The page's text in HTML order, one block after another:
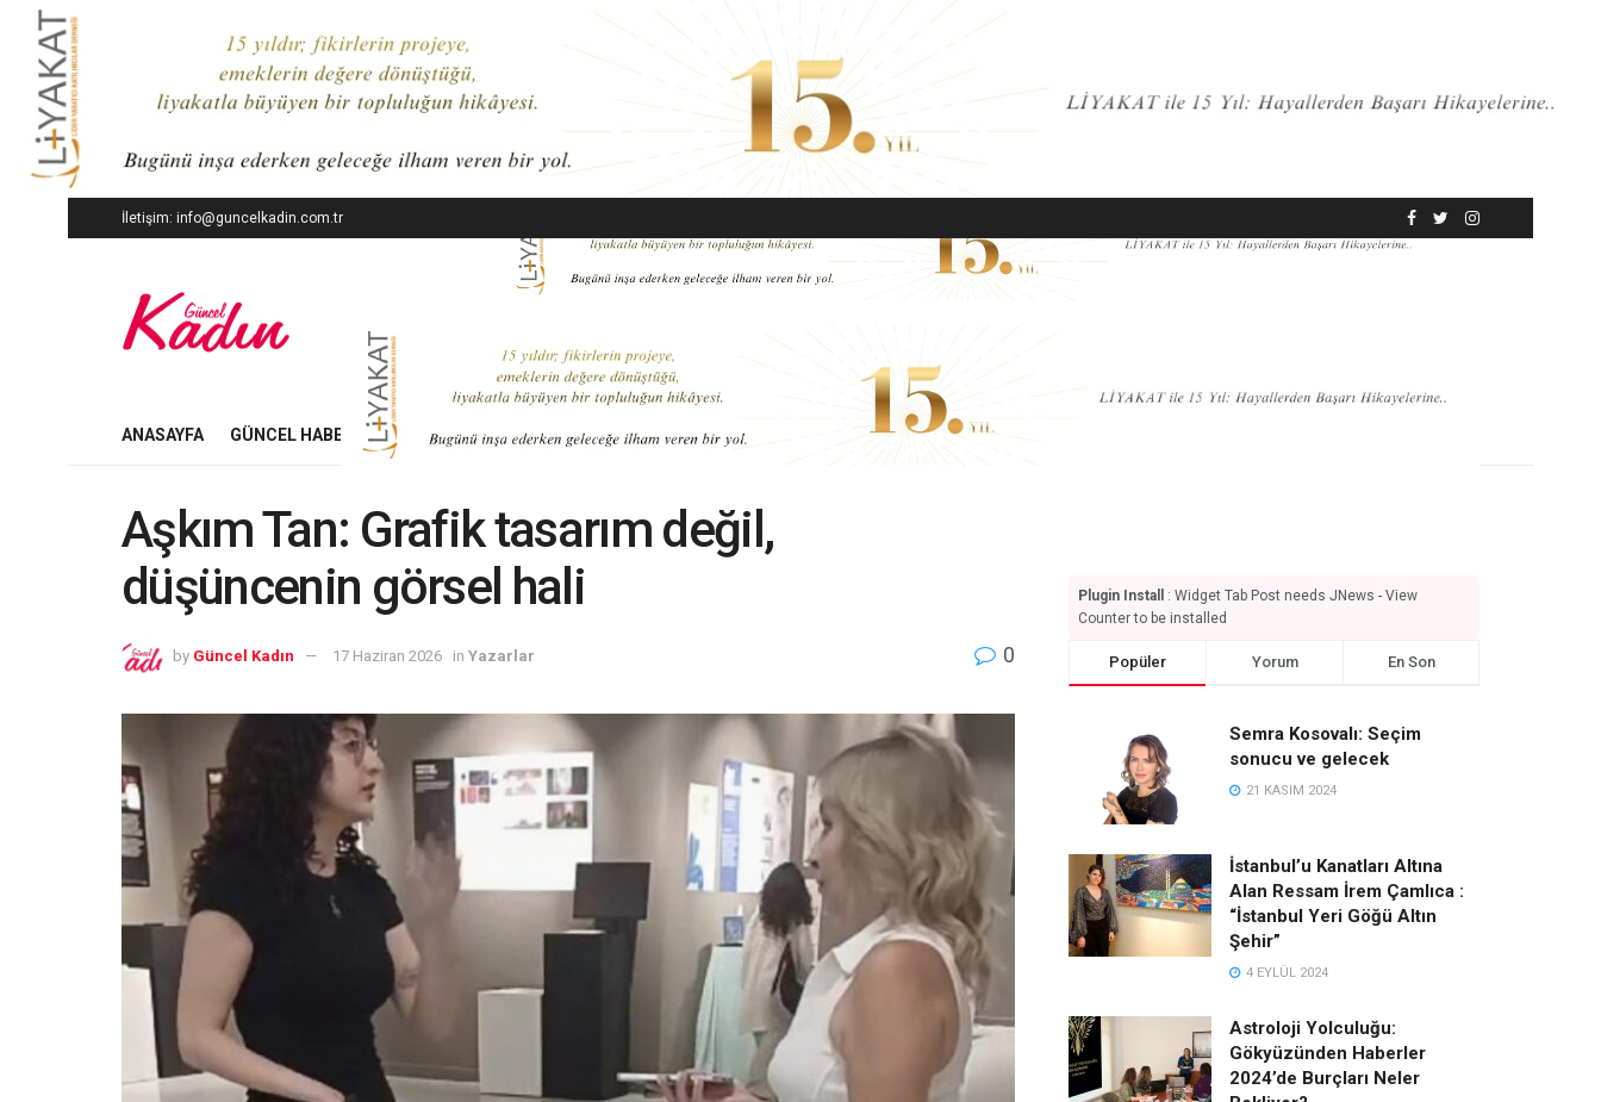
İletişim: info@guncelkadin.com.tr
ANASAYFA GÜNCEL HABERLER İŞ DÜNYASI EKONOMI MODA GÜZELLIK YAŞAM SANAT
Aşkım Tan: Grafik tasarım değil,
düşüncenin görsel hali
by Güncel Kadın 17 Haziran 2026 in Yazarlar 0
Plugin Install
: Widget Tab Post needs JNews - View
Counter to be installed
Popüler Yorum En Son
Semra Kosovalı: Seçim
sonucu ve gelecek
21 KASIM 2024
İstanbul’u Kanatları Altına
Alan Ressam İrem Çamlıca :
“İstanbul Yeri Göğü Altın
Şehir”
4 EYLÜL 2024
Astroloji Yolculuğu:
Gökyüzünden Haberler
2024’de Burçları Neler